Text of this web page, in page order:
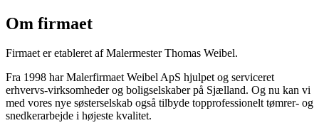
Om firmaet
Firmaet er etableret af Malermester Thomas Weibel.
Fra 1998 har Malerfirmaet Weibel ApS hjulpet og serviceret
erhvervs-virksomheder og boligselskaber på Sjælland. Og nu kan vi
med vores nye søsterselskab også tilbyde topprofessionelt tømrer- og
snedkerarbejde i højeste kvalitet.